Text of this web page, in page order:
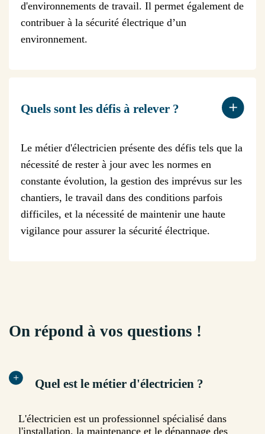
d'environnements de travail. Il permet également de
contribuer à la sécurité électrique d’un
environnement.
Quels sont les défis à relever ?
Le métier d'électricien présente des défis tels que la
nécessité de rester à jour avec les normes en
constante évolution, la gestion des imprévus sur les
chantiers, le travail dans des conditions parfois
difficiles, et la nécessité de maintenir une haute
vigilance pour assurer la sécurité électrique.
On répond à vos questions !
Quel est le métier d'électricien ?
L'électricien est un professionnel spécialisé dans
l'installation, la maintenance et le dépannage des